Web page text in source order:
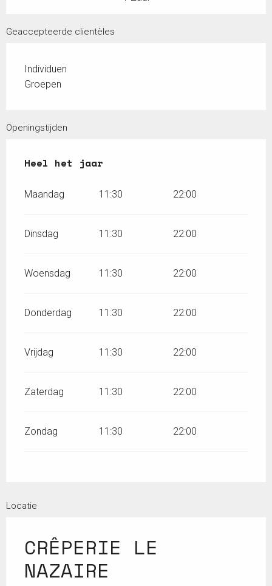
Geaccepteerde clientèles
Individuen
Groepen
Openingstijden
Heel het jaar
Heel het jaar
Maandag 11:30 22:00
Dinsdag 11:30 22:00
Woensdag 11:30 22:00
Donderdag 11:30 22:00
Vrijdag 11:30 22:00
Zaterdag 11:30 22:00
Zondag 11:30 22:00
Locatie
CRÊPERIE LE
NAZAIRE